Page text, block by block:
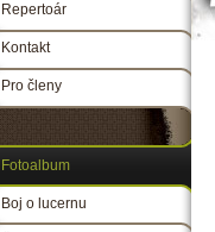
Repertoár
Kontakt
Pro členy
Fotoalbum
Boj o lucernu